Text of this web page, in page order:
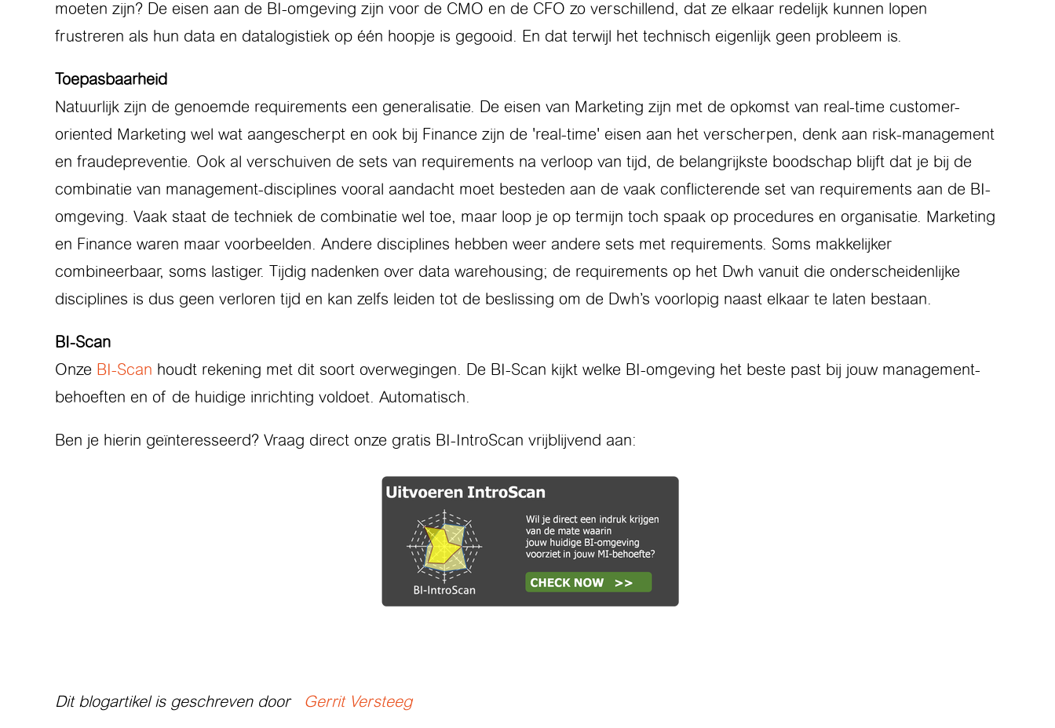
moeten zijn? De eisen aan de BI-omgeving zijn voor de CMO en de CFO zo verschillend, dat ze elkaar redelijk kunnen lopen
frustreren als hun data en datalogistiek op één hoopje is gegooid. En dat terwijl het technisch eigenlijk geen probleem is.
Toepasbaarheid
Natuurlijk zijn de genoemde requirements een generalisatie. De eisen van Marketing zijn met de opkomst van real-time customer-
oriented Marketing wel wat aangescherpt en ook bij Finance zijn de 'real-time' eisen aan het verscherpen, denk aan risk-management
en fraudepreventie. Ook al verschuiven de sets van requirements na verloop van tijd, de belangrijkste boodschap blijft dat je bij de
combinatie van management-disciplines vooral aandacht moet besteden aan de vaak conflicterende set van requirements aan de BI-
omgeving. Vaak staat de techniek de combinatie wel toe, maar loop je op termijn toch spaak op procedures en organisatie. Marketing
en Finance waren maar voorbeelden. Andere disciplines hebben weer andere sets met requirements. Soms makkelijker
combineerbaar, soms lastiger. Tijdig nadenken over data warehousing; de requirements op het Dwh vanuit die onderscheidenlijke
disciplines is dus geen verloren tijd en kan zelfs leiden tot de beslissing om de Dwh’s voorlopig naast elkaar te laten bestaan.
BI-Scan
Onze BI-Scan houdt rekening met dit soort overwegingen. De BI-Scan kijkt welke BI-omgeving het beste past bij jouw management-
behoeften en of de huidige inrichting voldoet. Automatisch.
Ben je hierin geïnteresseerd? Vraag direct onze gratis BI-IntroScan vrijblijvend aan:
Dit blogartikel is geschreven door Gerrit Versteeg